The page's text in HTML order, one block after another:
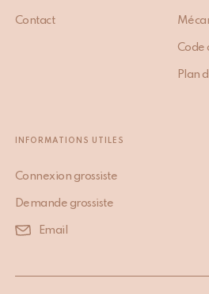
Contact
Code
Plan
INFORMATIONS UTILES
Connexion grossiste
Demande grossiste
Email